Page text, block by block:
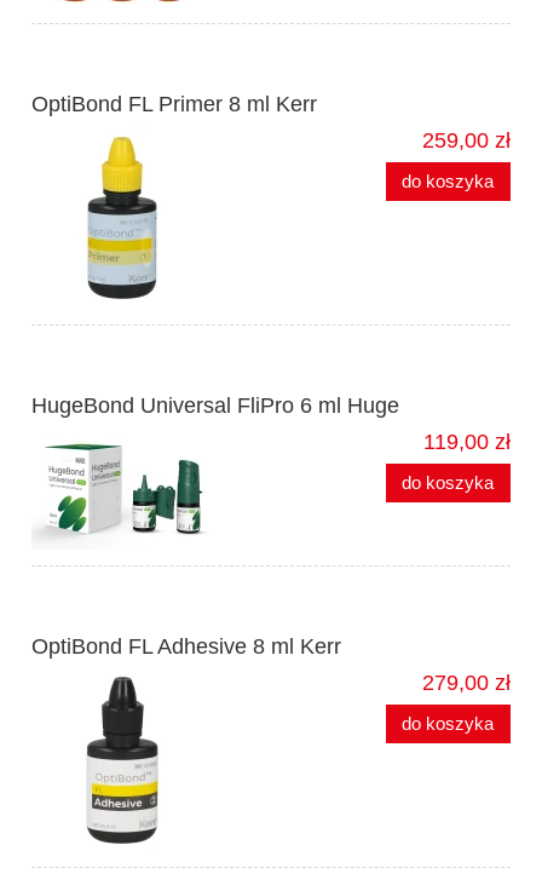
OptiBond FL Primer 8 ml Kerr
259,00 zł
do koszyka
HugeBond Universal FliPro 6 ml Huge
119,00 zł
do koszyka
OptiBond FL Adhesive 8 ml Kerr
279,00 zł
do koszyka